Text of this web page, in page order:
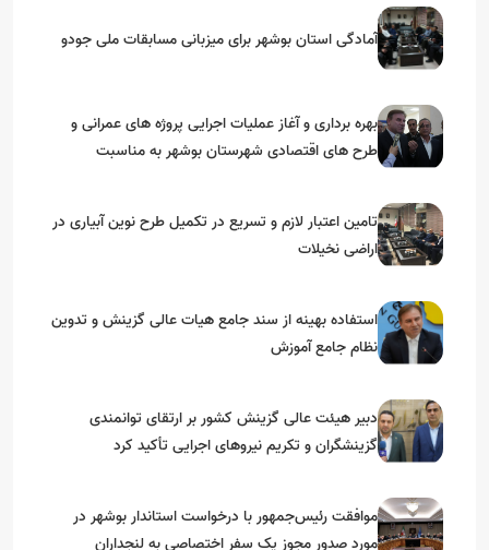
آمادگی استان بوشهر برای میزبانی مسابقات ملی جودو
بهره برداری و آغاز عملیات اجرایی پروژه های عمرانی و
طرح های اقتصادی شهرستان بوشهر به مناسبت
تامین اعتبار لازم و تسریع در تکمیل طرح نوین آبیاری در
اراضی نخیلات
استفاده بهینه از سند جامع هیات عالی گزینش و‌ تدوین
نظام جامع آموزش
دبیر هیئت عالی گزینش کشور بر ارتقای توانمندی
گزینشگران و تکریم نیروهای اجرایی تأکید کرد
موافقت رئیس‌جمهور با درخواست استاندار بوشهر در
مورد صدور مجوز یک سفر اختصاصی به لنجداران